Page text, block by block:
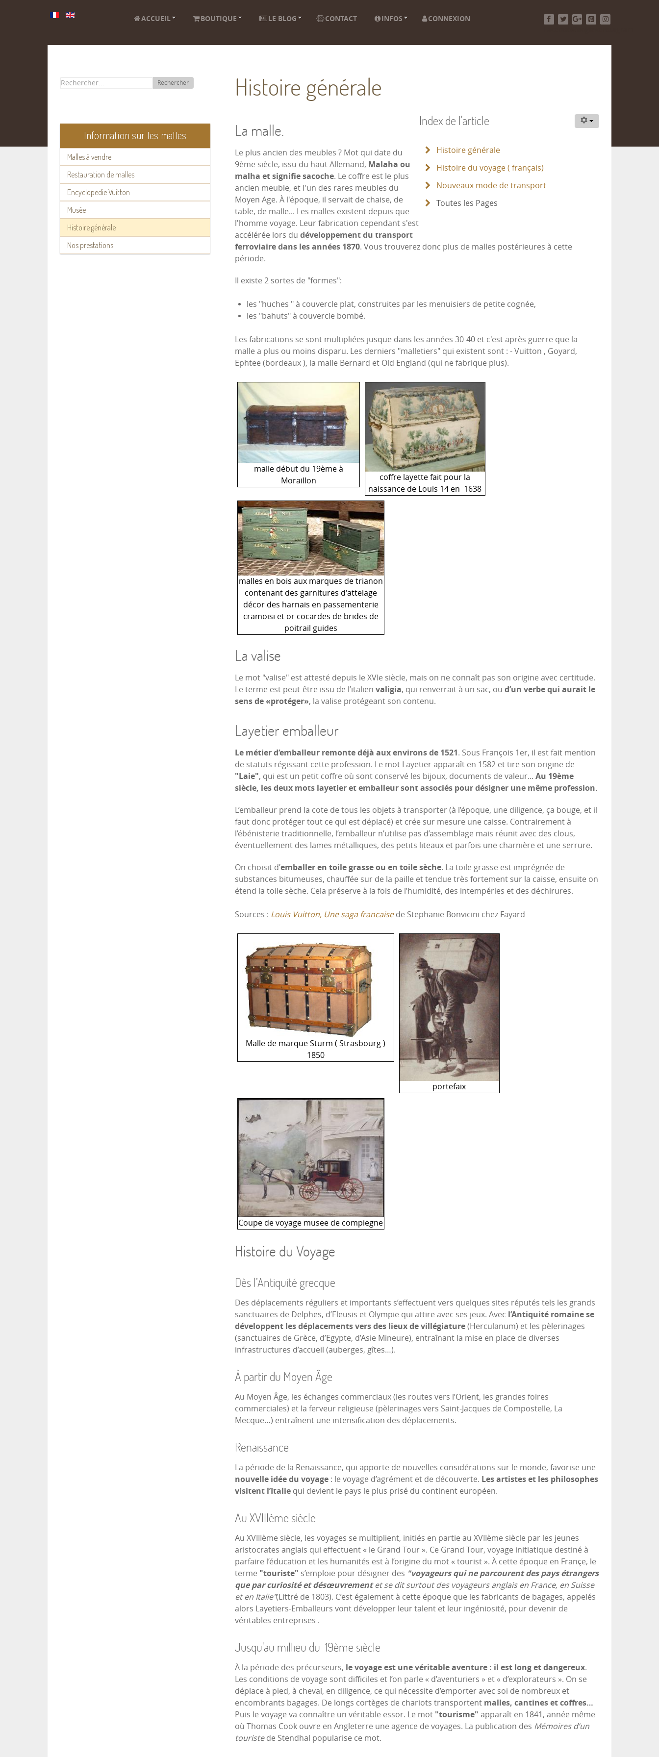
ACCUEIL BOUTIQUE LE BLOG CONTACT INFOS
CONNEXION
Rechercher
Information sur les malles
Malles à vendre
Restauration de malles
Encyclopedie Vuitton
Musée
Histoire générale
Nos prestations
Histoire générale
Index de l'article
Histoire générale
Histoire du voyage ( français)
Nouveaux mode de transport
Toutes les Pages
La malle.
Le plus ancien des meubles ? Mot qui date du
9ème siècle, issu du haut Allemand, Malaha ou
malha et signifie sacoche. Le coffre est le plus
ancien meuble, et l'un des rares meubles du
Moyen Age. À l'époque, il servait de chaise, de
table, de malle... Les malles existent depuis que
l'homme voyage. Leur fabrication cependant s'est
accélérée lors du développement du transport
ferroviaire dans les années 1870. Vous trouverez donc plus de malles postérieures à cette
période.
Il existe 2 sortes de "formes":
les "huches " à couvercle plat, construites par les menuisiers de petite cognée,
les "bahuts" à couvercle bombé.
Les fabrications se sont multipliées jusque dans les années 30-40 et c'est après guerre que la
malle a plus ou moins disparu. Les derniers "malletiers" qui existent sont : - Vuitton , Goyard,
Ephtee (bordeaux ), la malle Bernard et Old England (qui ne fabrique plus).
malle début du 19ème à
Moraillon
coffre layette fait pour la
naissance de Louis 14 en 1638
malles en bois aux marques de trianon
contenant des garnitures d'attelage
décor des harnais en passementerie
cramoisi et or cocardes de brides de
poitrail guides
La valise
Le mot "valise" est attesté depuis le XVIe siècle, mais on ne connaît pas son origine avec certitude.
Le terme est peut-être issu de l’italien valigia, qui renverrait à un sac, ou d’un verbe qui aurait le
sens de «protéger», la valise protégeant son contenu.
Layetier emballeur
Le métier d’emballeur remonte déjà aux environs de 1521 . Sous François 1er, il est fait mention
de statuts régissant cette profession. Le mot Layetier apparaît en 1582 et tire son origine de
"Laie", qui est un petit coffre où sont conservé les bijoux, documents de valeur... Au 19ème
siècle, les deux mots layetier et emballeur sont associés pour désigner une même profession.
L’emballeur prend la cote de tous les objets à transporter (à l’époque, une diligence, ça bouge, et il
faut donc protéger tout ce qui est déplacé) et crée sur mesure une caisse. Contrairement à
l’ébénisterie traditionnelle, l’emballeur n’utilise pas d’assemblage mais réunit avec des clous,
éventuellement des lames métalliques, des petits liteaux et parfois une charnière et une serrure.
On choisit d’emballer en toile grasse ou en toile sèche. La toile grasse est imprégnée de
substances bitumeuses, chauffée sur de la paille et tendue très fortement sur la caisse, ensuite on
étend la toile sèche. Cela préserve à la fois de l’humidité, des intempéries et des déchirures.
Sources : Louis Vuitton, Une saga francaise de Stephanie Bonvicini chez Fayard
Malle de marque Sturm ( Strasbourg )
1850
portefaix
Coupe de voyage musee de compiegne
Histoire du Voyage
Dès l’Antiquité grecque
Des déplacements réguliers et importants s’effectuent vers quelques sites réputés tels les grands
sanctuaires de Delphes, d’Eleusis et Olympie qui attire avec ses jeux. Avec l’Antiquité romaine se
développent les déplacements vers des lieux de villégiature(Herculanum) et les pèlerinages
(sanctuaires de Grèce, d’Egypte, d’Asie Mineure), entraînant la mise en place de diverses
infrastructures d’accueil (auberges, gîtes…).
À partir du Moyen Âge
Au Moyen Âge, les échanges commerciaux (les routes vers l’Orient, les grandes foires
commerciales) et la ferveur religieuse (pèlerinages vers Saint-Jacques de Compostelle, La
Mecque…) entraînent une intensification des déplacements.
Renaissance
La période de la Renaissance, qui apporte de nouvelles considérations sur le monde, favorise une
nouvelle idée du voyage: le voyage d’agrément et de découverte. Les artistes et les philosophes
visitent l’Italiequi devient le pays le plus prisé du continent européen.
Au XVIIIème siècle
Au XVIIIème siècle, les voyages se multiplient, initiés en partie au XVIIème siècle par les jeunes
aristocrates anglais qui effectuent « le Grand Tour ». Ce Grand Tour, voyage initiatique destiné à
parfaire l’éducation et les humanités est à l’origine du mot « tourist ». À cette époque en Françe, le
terme "touriste" s’emploie pour désigner des "voyageurs qui ne parcourent des pays étrangers
que par curiosité et désœuvrementet se dit surtout des voyageurs anglais en France, en Suisse
et en Italie"(Littré de 1803). C’est également à cette époque que les fabricants de bagages, appelés
alors Layetiers-Emballeurs vont développer leur talent et leur ingéniosité, pour devenir de
véritables entreprises .
Jusqu'au millieu du 19ème siècle
À la période des précurseurs, le voyage est une véritable aventure : il est long et dangereux.
Les conditions de voyage sont difficiles et l’on parle « d’aventuriers » et « d’explorateurs ». On se
déplace à pied, à cheval, en diligence, ce qui nécessite d’emporter avec soi de nombreux et
encombrants bagages. De longs cortèges de chariots transportent malles, cantines et coffres…
Puis le voyage va connaître un véritable essor. Le mot "tourisme" apparaît en 1841, année même
où Thomas Cook ouvre en Angleterre une agence de voyages. La publication des Mémoires d’un
touristede Stendhal popularise ce mot.